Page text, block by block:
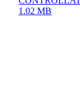
1.02 MB